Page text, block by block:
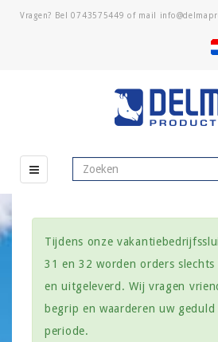
Vragen? Bel0743575449 of mail
Tijdens onze
31 en 32 worden orders
en uitgeleverd. Wij vragen
begrip en waarderen uw
periode.